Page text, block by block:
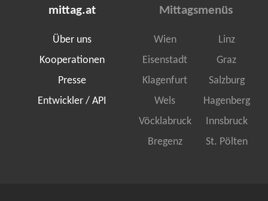
mittag.at
Über uns
Kooperationen
Presse
Entwickler / API
Mittagsmenüs
Wien
Linz
Eisenstadt
Graz
Klagenfurt
Salzburg
Wels
Hagenberg
Vöcklabruck
Innsbruck
Bregenz
St. Pölten